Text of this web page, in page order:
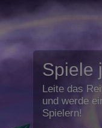
Spiele
Leite das
und werde
Spielern!